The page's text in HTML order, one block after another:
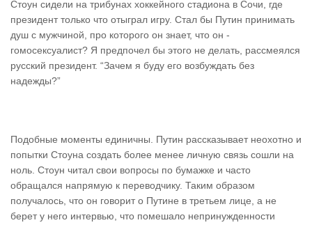
Стоун сидели на трибунах хоккейного стадиона в Сочи, где
президент только что отыграл игру. Стал бы Путин принимать
душ с мужчиной, про которого он знает, что он -
гомосексуалист? Я предпочел бы этого не делать, рассмеялся
русский президент. “Зачем я буду его возбуждать без
надежды?”
Подобные моменты единичны. Путин рассказывает неохотно и
попытки Стоуна создать более менее личную связь сошли на
ноль. Стоун читал свои вопросы по бумажке и часто
обращался напрямую к переводчику. Таким образом
получалось, что он говорит о Путине в третьем лице, а не
берет у него интервью, что помешало непринужденности